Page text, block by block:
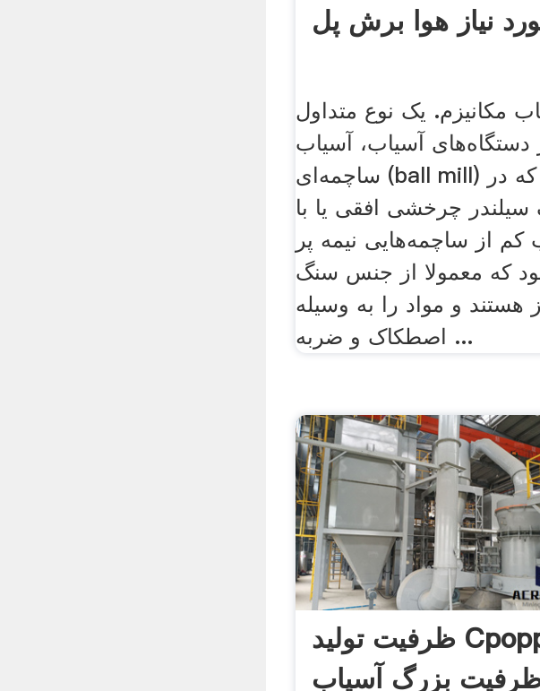
نیاز هوا برش پل
مکانیزم. یک نوع متداول
دستگاه‌های آسیاب، آسیاب
ساچمه‌ای (ball mill) است که در
چرخشی افقی یا با
از ساچمه‌هایی نیمه پر
که معمولا از جنس سنگ
هستند و مواد را به وسیله
اصطکاک و ضربه ...
ظرفیت تولید Cpopper
ظرفیت بزرگ آسیاب